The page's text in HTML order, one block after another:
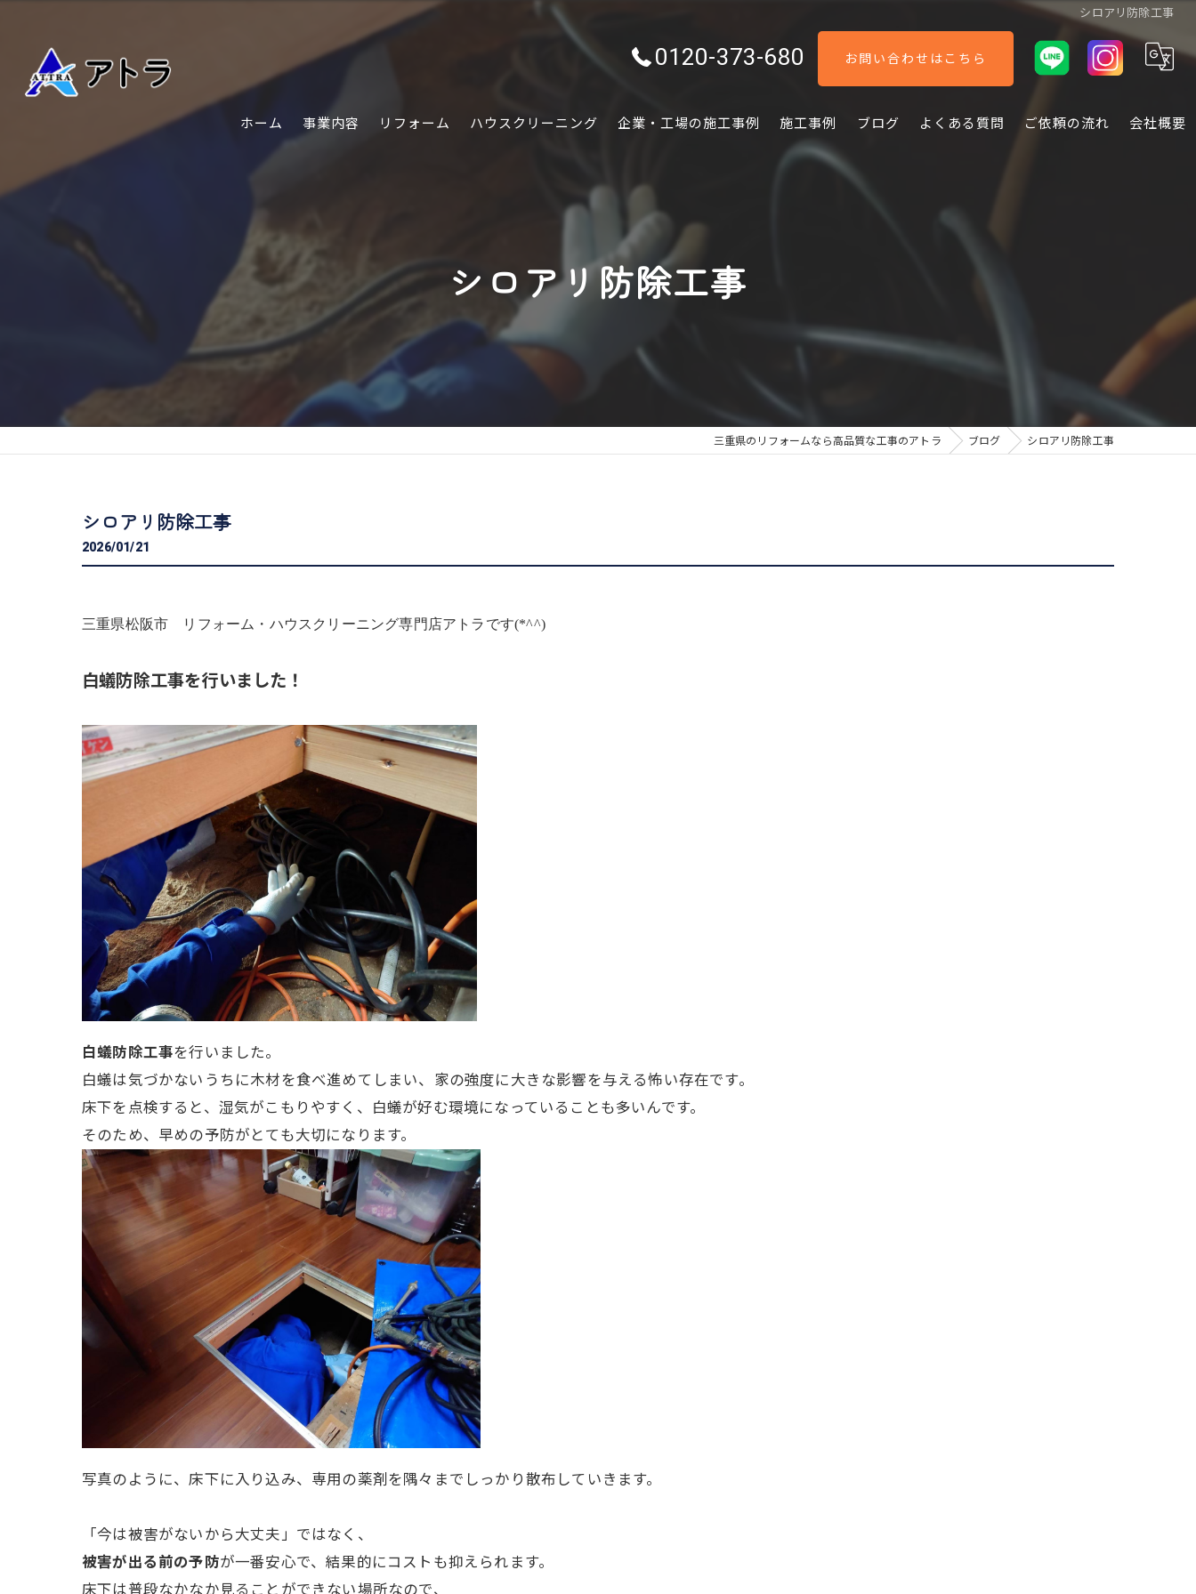
シロアリ防除工事
0120-373-680 お問い合わせはこちら
ホーム 事業内容 リフォーム
外構・エクステリア
害虫害獣駆除
ハウスクリーニング 企業・工場の施工事例 施工事例 ブログ よくある質問 ご依頼の流れ 会社概要
シロアリ防除工事
三重県のリフォームなら高品質な工事のアトラ ブログ シロアリ防除工事
シロアリ防除工事
2026/01/21
三重県松阪市 リフォーム・ハウスクリーニング専門店アトラです(*^^)
白蟻防除工事を行いました！
白蟻防除工事を行いました。
白蟻は気づかないうちに木材を食べ進めてしまい、家の強度に大きな影響を与える怖い存在です。
床下を点検すると、湿気がこもりやすく、白蟻が好む環境になっていることも多いんです。
そのため、早めの予防がとても大切になります。
写真のように、床下に入り込み、専用の薬剤を隅々までしっかり散布していきます。
「今は被害がないから大丈夫」ではなく、
被害が出る前の予防が一番安心で、結果的にコストも抑えられます。
床下は普段なかなか見ることができない場所なので、